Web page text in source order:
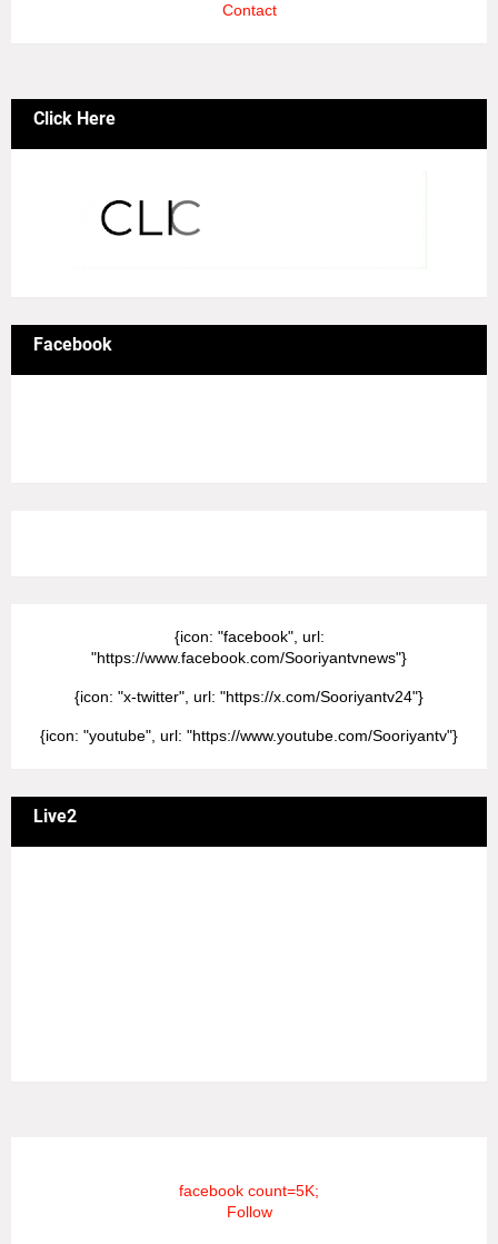
Contact
Click Here
Facebook
{icon: "facebook", url:
"https://www.facebook.com/Sooriyantvnews"}
{icon: "x-twitter", url: "https://x.com/Sooriyantv24"}
{icon: "youtube", url: "https://www.youtube.com/Sooriyantv"}
Live2
facebook count=5K;
Follow